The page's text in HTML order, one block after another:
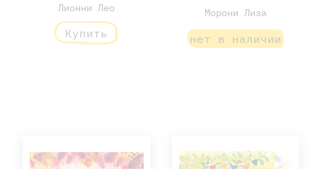
Лионни Лео
Купить
Морони Лиза
нет в наличии